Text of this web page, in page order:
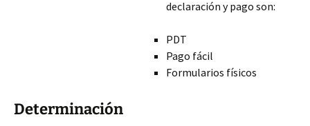
declaración y pago son:
PDT
Pago fácil
Formularios físicos
Determinación